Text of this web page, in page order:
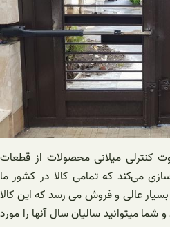
کنترلی میلانی محصولات از قطعات
می‌کند که تمامی کالا در کشور ما
بسیار عالی و فروش می رسد که این کالا
شما میتوانید سالیان سال آنها را مورد